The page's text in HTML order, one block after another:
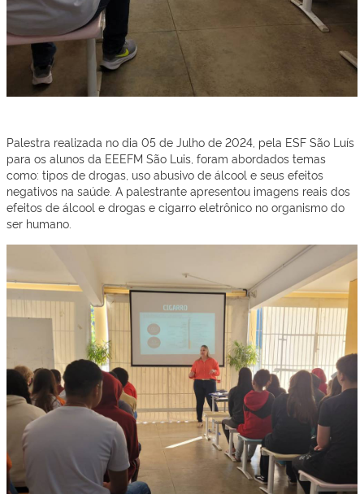
Palestra realizada no dia 05 de Julho de 2024, pela ESF São Luís
para os alunos da EEEFM São Luis, foram abordados temas
como: tipos de drogas, uso abusivo de álcool e seus efeitos
negativos na saúde. A palestrante apresentou imagens reais dos
efeitos de álcool e drogas e cigarro eletrônico no organismo do
ser humano.